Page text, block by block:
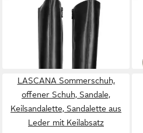
NERO GIARDINI Nero Giardini
Stiefel Leder/Textil High-
Heel-Stiefel
LASCANA Sommerschuh,
offener Schuh, Sandale,
Keilsandalette, Sandalette aus
Leder mit Keilabsatz